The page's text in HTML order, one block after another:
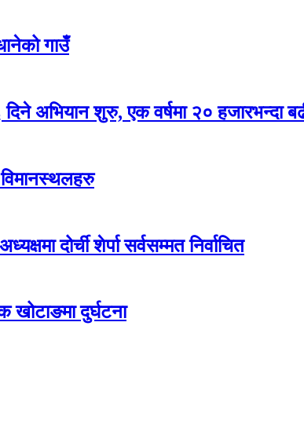
गाउँ
अभियान शुरु, एक वर्षमा २० हजारभन्दा
दोर्ची शेर्पा सर्वसम्मत निर्वाचित
दुर्घटना